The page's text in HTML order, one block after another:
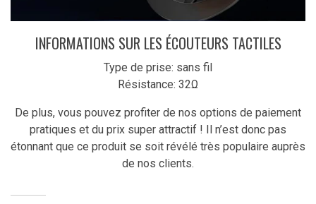
INFORMATIONS SUR LES ÉCOUTEURS TACTILES
Type de prise: sans fil
Résistance: 32Ω
De plus, vous pouvez profiter de nos options de paiement
pratiques et du prix super attractif ! Il n’est donc pas
étonnant que ce produit se soit révélé très populaire auprès
de nos clients.